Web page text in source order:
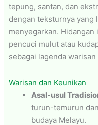
tepung, santan, dan
dengan teksturnya yang
menyegarkan.
pencuci mulut atau
sebagai lagenda warisan
Warisan dan Keunikan
Asal-usul
turun-temurun
budaya Melayu.